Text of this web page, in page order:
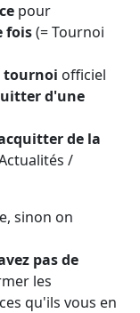
pour
fois(= Tournoi
tournoi officiel
d'une
de la
/
sinon on
pas de
les
qu'ils vous en